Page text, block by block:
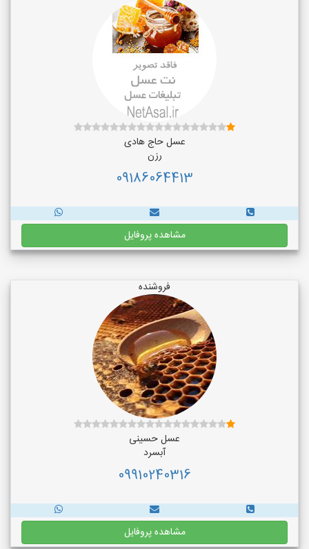
عسل حاج هادی
رزن
09186064413
مشاهده پروفایل
فروشنده
عسل حسینی
آبسرد
09910240316
مشاهده پروفایل